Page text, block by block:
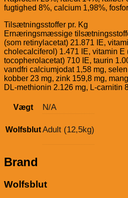
fugtighed 8%, calcium 1,98%,
Tilsætningsstoffer pr. Kg
Ernæringsmæssige
(som retinylacetat) 21.871 IE,
cholecalciferol) 1.471 IE, vitamin E
tocopherolacetat) 710 IE, taurin
vandfri calciumjodat 1,58 mg,
kobber 23 mg, zink 159,8 mg,
DL-methionin 2.126 mg, L-carnitin
Vægt N/A
WolfsblutAdult (12,5kg)
Brand
Wolfsblut